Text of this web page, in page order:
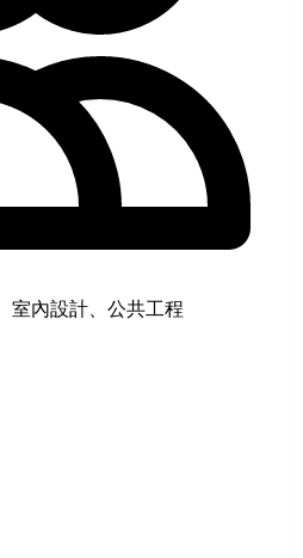
室內設計、公共工程